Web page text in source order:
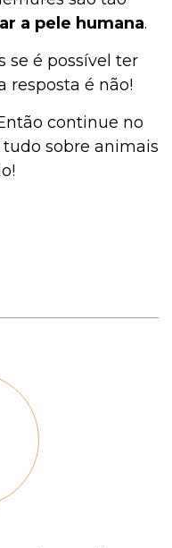
a pele humana.
se é possível ter
resposta é não!
continue no
sobre animais